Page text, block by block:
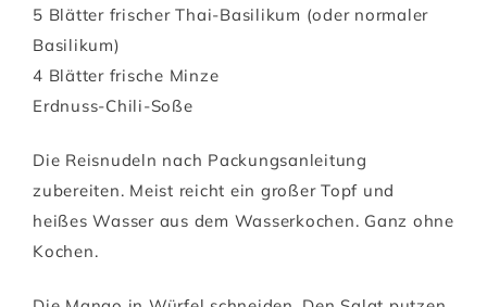
5 Blätter frischer Thai-Basilikum (oder normaler
Basilikum)
4 Blätter frische Minze
Erdnuss-Chili-Soße
Die Reisnudeln nach Packungsanleitung
zubereiten. Meist reicht ein großer Topf und
heißes Wasser aus dem Wasserkochen. Ganz ohne
Kochen.